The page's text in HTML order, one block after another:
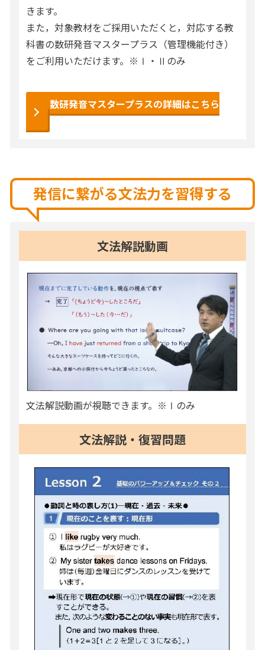
きます。
また，対象教材をご採用いただくと，対応する教
科書の数研発音マスタープラス（管理機能付き）
をご利用いただけます。※Ⅰ・Ⅱのみ
数研発音マスタープラスの詳細はこちら
発信に繋がる文法力を習得する
文法解説動画
文法解説動画が視聴できます。※Ⅰのみ
文法解説・復習問題